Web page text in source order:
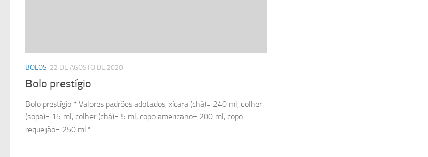
BOLOS 22 DE AGOSTO DE 2020
Bolo prestígio
Bolo prestígio * Valores padrões adotados, xícara (chá)= 240 ml, colher
(sopa)= 15 ml, colher (chá)= 5 ml, copo americano= 200 ml, copo
requeijão= 250 ml.*